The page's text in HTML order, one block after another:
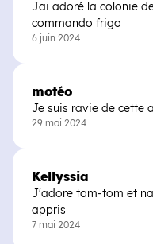
Jai adoré la colonie
commando frigo
6 juin 2024
motéo
Je suis ravie de cette
29 mai 2024
Kellyssia
J'adore tom-tom et
appris
7 mai 2024